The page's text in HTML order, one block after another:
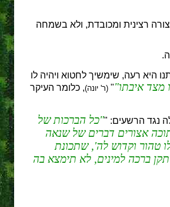
רצינית ומכובדת, ולא בשמחה
היא רעה, שימשיך לחטוא ויהיה לו
מצד איבתו " (ר' יונה), כלומר העיקר
נגד הרשעים: " כל הברכות של
אצורים דברים של שנאה
טהור וקדוש לה', שתכונת
ברכה למינים, לא תימצא בה